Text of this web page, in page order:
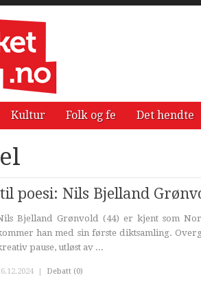
Kultur Folk og fe Det hendte
poesi: Nils Bjelland
Bjelland Grønvold (44) er kjent som
han med sin første diktsamling.
pause, utløst av ...
| Debatt (0)